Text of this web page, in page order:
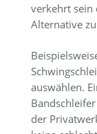
verkehrt sein
Alternative
auswählen.
der